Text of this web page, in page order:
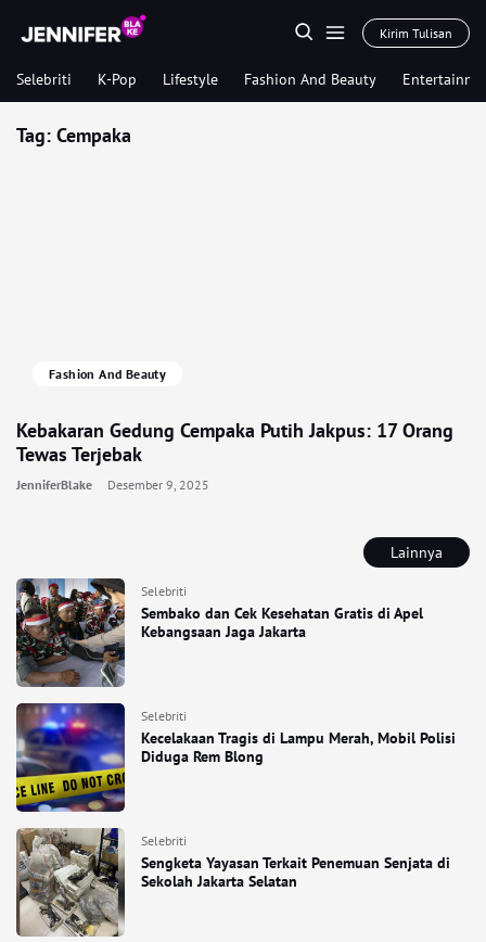
Kirim Tulisan
Selebriti K-Pop Lifestyle Fashion And Beauty
Lainnya
Selebriti
Sembako dan Cek Kesehatan Gratis di Apel
Kebangsaan Jaga Jakarta
Selebriti
Kecelakaan Tragis di Lampu Merah, Mobil Polisi
Diduga Rem Blong
Selebriti
Sengketa Yayasan Terkait Penemuan Senjata di
Sekolah Jakarta Selatan
Tag: Cempaka
Fashion And Beauty
Kebakaran Gedung Cempaka Putih Jakpus: 17 Orang
Tewas Terjebak
JenniferBlake Desember 9, 2025